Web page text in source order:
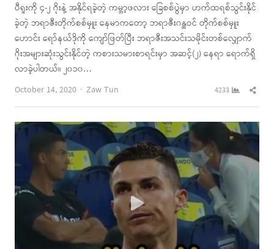
ပီရူးကို ၄-၂ ဂိုးနဲ့ အနိုင်ရခဲ့တဲ့ ကမ္ဘာ့ဖလား ခြေစစ်ပွဲမှာ ဟက်ထရစ်သွင်းနိုင်
ခဲ့တဲ့ ဘရာဇီးတိုက်စစ်မှူး နေမာကတော့ ဘရာဇီးဂန္ထဝင် တိုက်စစ်မှူး
ဟောင်း ရော်နယ်ဒိုကို ကျော်ဖြတ်ပြီး ဘရာဇီးအသင်းသမိုင်းတစ်လျှောက်
ဂိုးအများဆုံးသွင်းနိုင်တဲ့ ကစားသမားစာရင်းမှာ အဆင့်(၂) နေရာ ရောက်ရှိ
လာခဲ့ပါတယ်။ ၂၀၁၀…
October 14, 2020
Author
Zaw Tun 4233